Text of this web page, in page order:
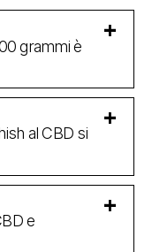
grammi è
al CBD si
e